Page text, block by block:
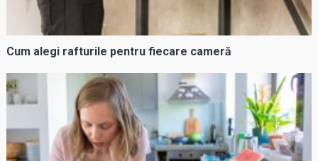
Cum alegi rafturile pentru fiecare cameră